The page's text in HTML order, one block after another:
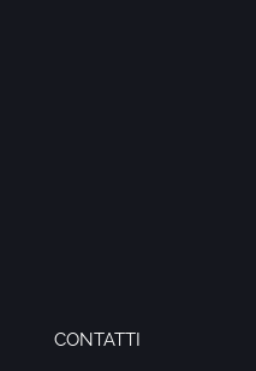
CONTATTI